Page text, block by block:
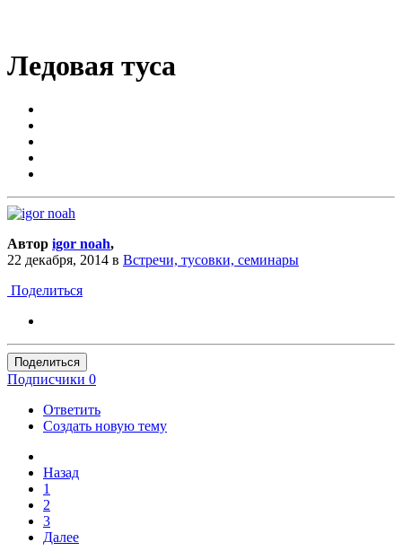
Ледовая туса
Автор igor noah,
22 декабря, 2014 в Встречи, тусовки, семинары
Поделиться
Поделиться
Подписчики 0
Ответить
Создать новую тему
Назад
1
2
3
Далее